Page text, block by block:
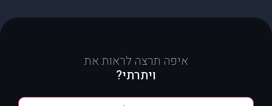
איפה תרצה לראות את
ויתרתי?